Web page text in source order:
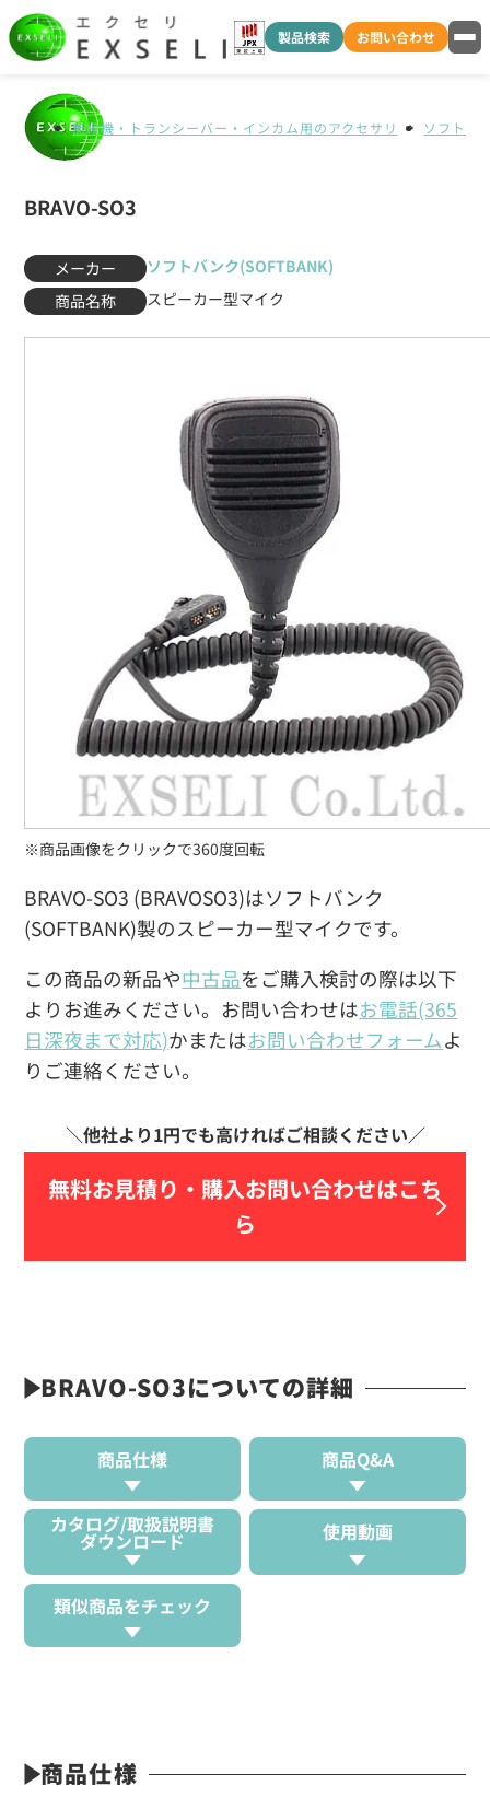
製品検索 お問い合わせ
無線機・トランシーバー・インカム用のアクセサリ ソフトバ
BRAVO-SO3
メーカー
ソフトバンク(SOFTBANK)
商品名称
スピーカー型マイク
BRAVO-SO3 (BRAVOSO3)はソフトバンク
(SOFTBANK)製のスピーカー型マイクです。
この商品の新品や中古品をご購入検討の際は以下
よりお進みください。お問い合わせはお電話(365
日深夜まで対応)かまたはお問い合わせフォームよ
りご連絡ください。
無料お見積り・ 購入お問い合わせはこち
ら
※商品画像をクリックで360度回転
BRAVO-SO3についての詳細
商品仕様 商品Q&A
カタログ/取扱説明書
ダウンロード 使用動画
類似商品をチェック
商品仕様